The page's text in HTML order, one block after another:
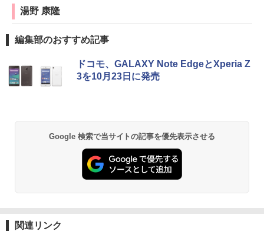
湯野 康隆
編集部のおすすめ記事
ドコモ、GALAXY Note EdgeとXperia Z
3を10月23日に発売
Google 検索で当サイトの記事を優先表示させる
関連リンク